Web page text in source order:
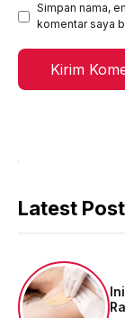
Simpan nama,
komentar saya
Latest Post